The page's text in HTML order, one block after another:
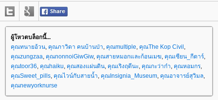
ผู้โหวตบล็อกนี้...
คุณทนายอ้วน คุณภาวิดา คนบ้านป่า คุณmultiple คุณThe Kop Civil
คุณzungzaa คุณnonnoiGiwGiw, คุณสายหมอกและก้อนเมฆ คุณเซียน_กีตาร์
คุณtoor36 คุณhaiku คุณสองแผ่นดิน คุณเริงฤดีนะ คุณกะว่าก๋า คุณหอมกร
คุณSweet_pills คุณไวน์กับสายน้ำ คุณInsignia_Museum คุณอาจารย์สุวิมล
คุณnewyorknurse